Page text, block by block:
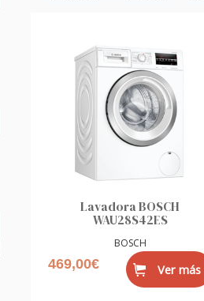
Lavadora BOSCH
WAU28S42ES
BOSCH
469,00€ Ver más